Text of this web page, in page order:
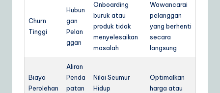
Churn
Tinggi
Hubun
gan
Pelan
ggan
Onboarding
buruk atau
produk tidak
menyelesaikan
masalah
Wawancarai
pelanggan
yang berhenti
secara
langsung
Biaya
Perolehan
Aliran
Penda
patan
Nilai Seumur
Hidup
Optimalkan
harga atau